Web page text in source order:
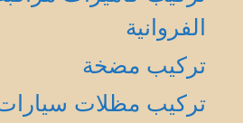
الفروانية
تركيب مضخة
تركيب مظلات